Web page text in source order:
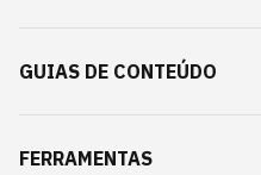
GUIAS DE CONTEÚDO
FERRAMENTAS